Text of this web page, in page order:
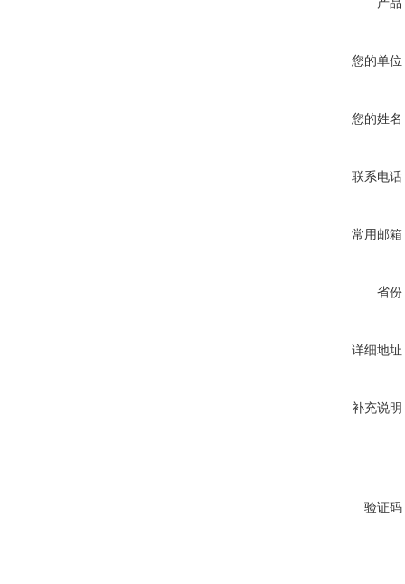
您的单位
您的姓名
联系电话
常用邮箱
省份
详细地址
补充说明
验证码